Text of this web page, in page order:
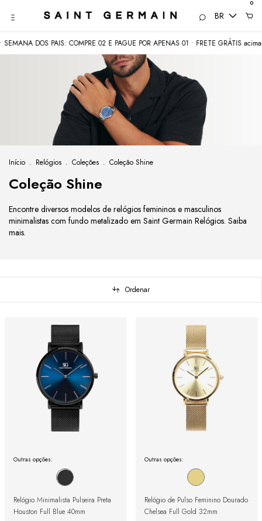
BR
0
DOS PAIS: COMPRE 02 E PAGUE POR APENAS 01 • FRETE GRÁTIS acima de
Início . Relógios . Coleções . Coleção Shine
Coleção Shine
Encontre diversos modelos de relógios femininos e masculinos
minimalistas com fundo metalizado em Saint Germain Relógios. Saiba
mais.
Ordenar
Outras opções:
Relógio Minimalista Pulseira Preta
Houston Full Blue 40mm
Outras opções:
Relógio de Pulso Feminino Dourado
Chelsea Full Gold 32mm